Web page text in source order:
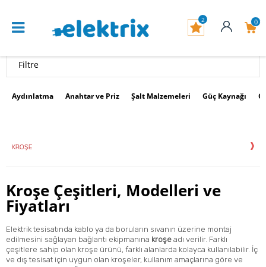
0
2
Filtre
Aydınlatma Anahtar ve Priz Şalt Malzemeleri Güç Kaynağı
KROŞE
Kroşe Çeşitleri, Modelleri ve
Fiyatları
Elektrik tesisatında kablo ya da boruların sıvanın üzerine montaj
edilmesini sağlayan bağlantı ekipmanına kroşe adı verilir. Farklı
çeşitlere sahip olan kroşe ürünü, farklı alanlarda kolayca kullanılabilir. İç
ve dış tesisat için uygun olan kroşeler, kullanım amaçlarına göre ve